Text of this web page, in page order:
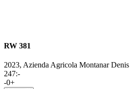
RW 381
2023, Azienda Agricola Montanar Denis
247:-
-0+